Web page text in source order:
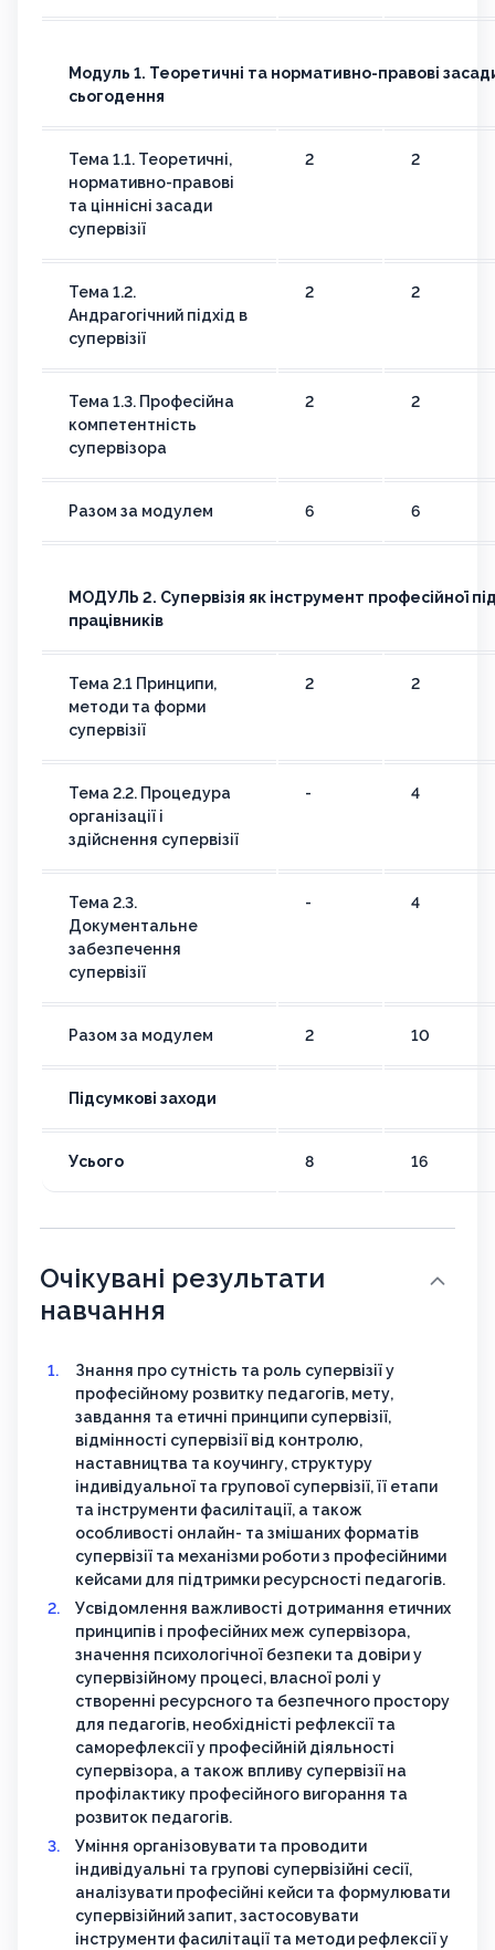
Модуль 1. Теоретичні та нормативно-правові засади
сьогодення
Тема 1.1. Теоретичні,
нормативно-правові
та ціннісні засади
супервізії
2 2
Тема 1.2.
Андрагогічний підхід в
супервізії
2 2
Тема 1.3. Професійна
компетентність
супервізора
2 2
Разом за модулем 6 6
МОДУЛЬ 2. Супервізія як інструмент професійної
працівників
Тема 2.1 Принципи,
методи та форми
супервізії
2 2
Тема 2.2. Процедура
організації і
здійснення супервізії
- 4
Тема 2.3.
Документальне
забезпечення
супервізії
- 4
Разом за модулем 2 10
Підсумкові заходи
Усього 8 16
Очікувані результати
навчання
Знання про сутність та роль супервізії у
професійному розвитку педагогів, мету,
завдання та етичні принципи супервізії,
відмінності супервізії від контролю,
наставництва та коучингу, структуру
індивідуальної та групової супервізії, її етапи
та інструменти фасилітації, а також
особливості онлайн- та змішаних форматів
супервізії та механізми роботи з професійними
кейсами для підтримки ресурсності педагогів.
Усвідомлення важливості дотримання етичних
принципів і професійних меж супервізора,
значення психологічної безпеки та довіри у
супервізійному процесі, власної ролі у
створенні ресурсного та безпечного простору
для педагогів, необхідністі рефлексії та
саморефлексії у професійній діяльності
супервізора, а також впливу супервізії на
профілактику професійного вигорання та
розвиток педагогів.
Уміння організовувати та проводити
індивідуальні та групові супервізійні сесії,
аналізувати професійні кейси та формулювати
супервізійний запит, застосовувати
інструменти фасилітації та методи рефлексії у